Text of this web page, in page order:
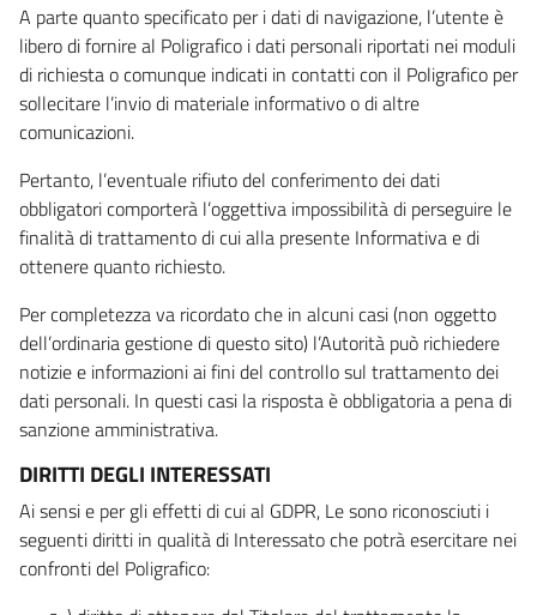
A parte quanto specificato per i dati di navigazione, l’utente è
libero di fornire al Poligrafico i dati personali riportati nei moduli
di richiesta o comunque indicati in contatti con il Poligrafico per
sollecitare l’invio di materiale informativo o di altre
comunicazioni.
Pertanto, l’eventuale rifiuto del conferimento dei dati
obbligatori comporterà l’oggettiva impossibilità di perseguire le
finalità di trattamento di cui alla presente Informativa e di
ottenere quanto richiesto.
Per completezza va ricordato che in alcuni casi (non oggetto
dell’ordinaria gestione di questo sito) l’Autorità può richiedere
notizie e informazioni ai fini del controllo sul trattamento dei
dati personali. In questi casi la risposta è obbligatoria a pena di
sanzione amministrativa.
DIRITTI DEGLI INTERESSATI
Ai sensi e per gli effetti di cui al GDPR, Le sono riconosciuti i
seguenti diritti in qualità di Interessato che potrà esercitare nei
confronti del Poligrafico: